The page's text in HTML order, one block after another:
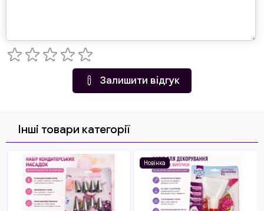
Залишити відгук
Інші товари категорії
Новінка